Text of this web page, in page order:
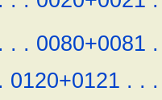
. . . 0080+0081 .
. 0120+0121 . . .